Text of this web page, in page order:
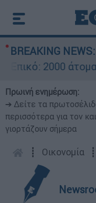
BREAKING NEWS:
2000 άτομα
Πρωινή ενημέρωση:
➔ Δείτε τα
περισσότερα για τον
γιορτάζουν σήμερα
┋ Οικονομία ┋